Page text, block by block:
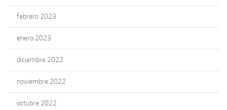
febrero 2023
enero 2023
diciembre 2022
noviembre 2022
octubre 2022